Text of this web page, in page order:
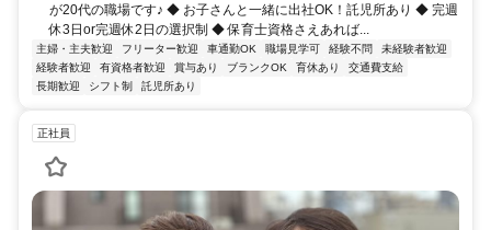
が20代の職場です♪ ◆ お子さんと一緒に出社OK！託児所あり ◆ 完週
休3日or完週休2日の選択制 ◆ 保育士資格さえあれば...
主婦・主夫歓迎 フリーター歓迎 車通勤OK 職場見学可 経験不問
未経験者歓迎
経験者歓迎
有資格者歓迎 賞与あり ブランクOK 育休あり
交通費支給
長期歓迎
シフト制 託児所あり
正社員